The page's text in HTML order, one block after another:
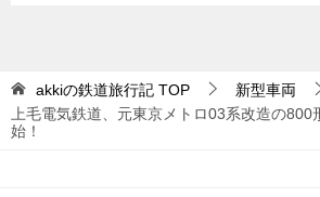
akkiの鉄道旅行記 TOP
新型車両
上毛電気鉄道、元東京メトロ03系改造の800
始！